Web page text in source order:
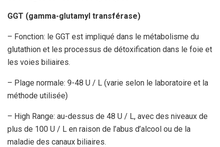
GGT (gamma-glutamyl transférase)
– Fonction: le GGT est impliqué dans le métabolisme du
glutathion et les processus de détoxification dans le foie et
les voies biliaires.
– Plage normale: 9-48 U / L (varie selon le laboratoire et la
méthode utilisée)
– High Range: au-dessus de 48 U / L, avec des niveaux de
plus de 100 U / L en raison de l’abus d’alcool ou de la
maladie des canaux biliaires.